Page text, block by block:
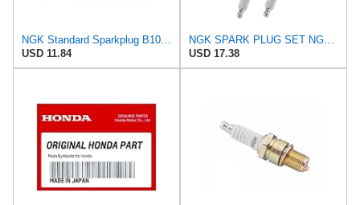
NGK Standard Sparkplug B10ES for KTM 540 DXC 1990-1991
USD 11.84
NGK SPARK PLUG SET NGK - 708.09.22 - B10ES 7928 - Set 2 piece
USD 17.38